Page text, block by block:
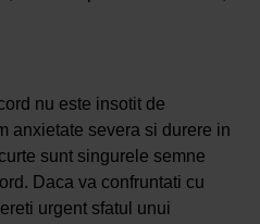
nu este insotit de
anxietate severa si durere in
sunt singurele semne
Daca va confruntati cu
urgent sfatul unui